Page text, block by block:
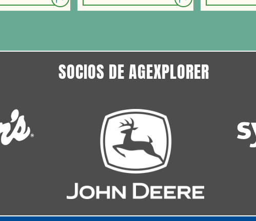
SOCIOS DE AGEXPLORER